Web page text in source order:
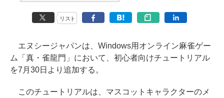
リスト
エヌシージャパンは、Windows用オンライン麻雀ゲー
ム「真・雀龍門」において、初心者向けチュートリアル
を7月30日より追加する。
このチュートリアルは、マスコットキャラクターのメ